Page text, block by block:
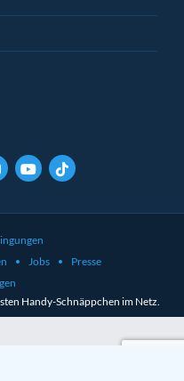
Jobs
Presse
Handy-Schnäppchen im Netz.